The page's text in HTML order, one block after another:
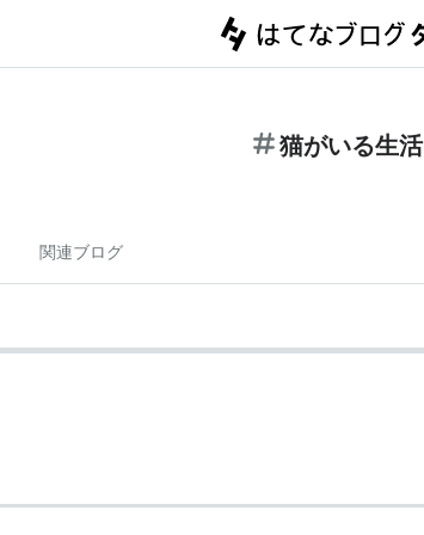
猫がいる生活
関連ブログ